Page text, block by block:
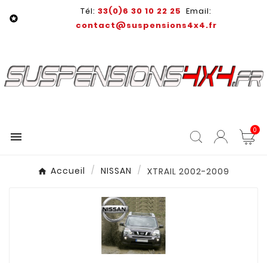

Tél: 33(0)6 30 10 22 25 Email:
contact@suspensions4x4.fr
 0
Accueil NISSAN XTRAIL 2002-2009